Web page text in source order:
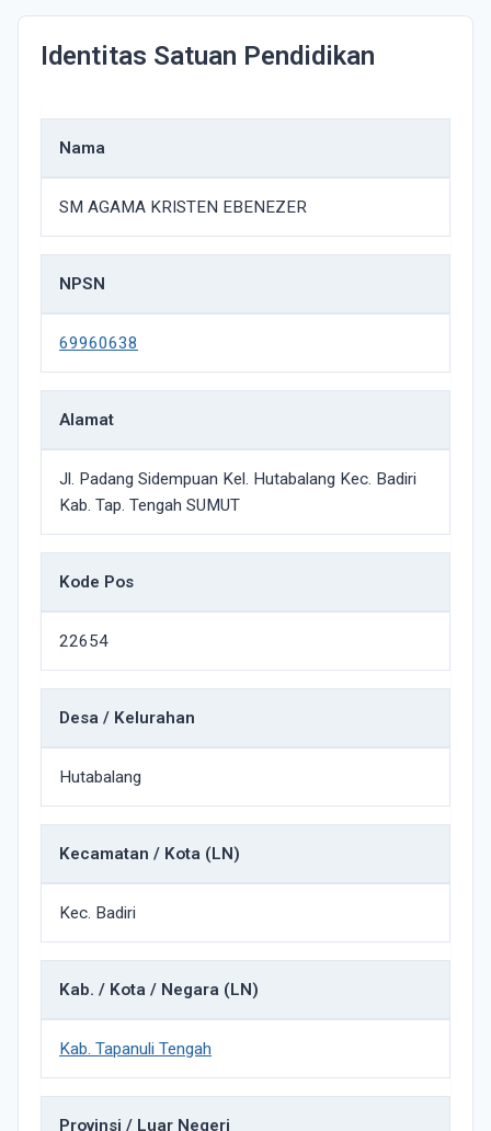
Identitas Satuan Pendidikan
Nama
SM AGAMA KRISTEN EBENEZER
NPSN
69960638
Alamat
Jl. Padang Sidempuan Kel. Hutabalang Kec. Badiri
Kab. Tap. Tengah SUMUT
Kode Pos
22654
Desa / Kelurahan
Hutabalang
Kecamatan / Kota (LN)
Kec. Badiri
Kab. / Kota / Negara (LN)
Kab. Tapanuli Tengah
Provinsi / Luar Negeri